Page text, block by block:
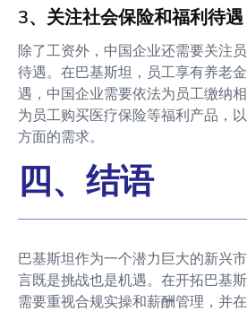
3、关注社会保险和福利待遇
除了工资外，中国企业还需要关注
待遇。在巴基斯坦，员工享有养老
遇，中国企业需要依法为员工缴纳
为员工购买医疗保险等福利产品，
方面的需求。
四、结语
巴基斯坦作为一个潜力巨大的新兴
言既是挑战也是机遇。在开拓巴基
需要重视合规实操和薪酬管理，并